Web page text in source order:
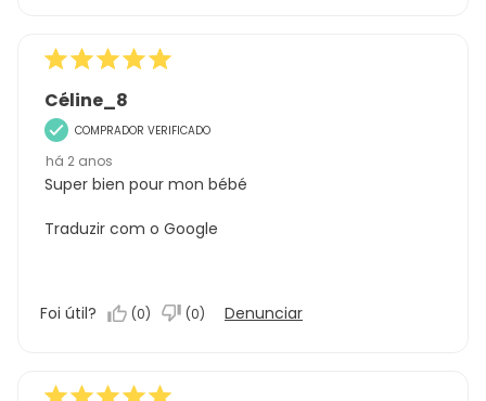
Céline_8
COMPRADOR VERIFICADO
há 2 anos
Super bien pour mon bébé
Traduzir com o Google
Foi útil? (0) (0) Denunciar